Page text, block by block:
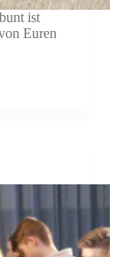
ist
Euren